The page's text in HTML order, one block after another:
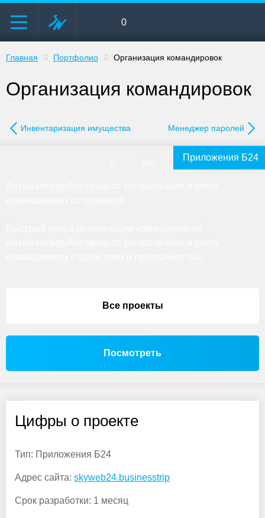
0
Главная Портфолио Организация командировок
Организация командировок
Инвентаризация имущества Менеджер паролей
Приложения Б24
Все проекты
Посмотреть
Цифры о проекте
Тип: Приложения Б24
Адрес сайта: skyweb24.businesstrip
Срок разработки: 1 месяц